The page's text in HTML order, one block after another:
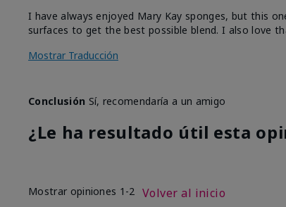
I have always enjoyed Mary Kay sponges, but this
surfaces to get the best possible blend. I also love
Mostrar Traducción
Conclusión Sí, recomendaría a un amigo
¿Le ha resultado útil esta
Mostrar opiniones 1-2 Volver al inicio